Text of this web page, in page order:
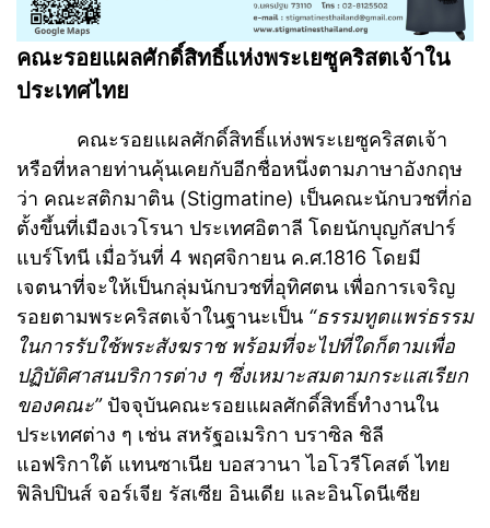
คณะรอยแผลศักดิ์สิทธิ์แห่งพระเยซูคริสตเจ้าใน
ประเทศไทย
คณะรอยแผลศักดิ์สิทธิ์แห่งพระเยซูคริสตเจ้า
หรือที่หลายท่านคุ้นเคยกับอีกชื่อหนึ่งตามภาษาอังกฤษ
ว่า คณะสติกมาติน (Stigmatine) เป็นคณะนักบวชที่ก่อ
ตั้งขึ้นที่เมืองเวโรนา ประเทศอิตาลี โดยนักบุญกัสปาร์
แบร์โทนี เมื่อวันที่ 4 พฤศจิกายน ค.ศ.1816 โดยมี
เจตนาที่จะให้เป็นกลุ่มนักบวชที่อุทิศตน เพื่อการเจริญ
รอยตามพระคริสตเจ้าในฐานะเป็น “ธรรมทูตแพร่ธรรม
ในการรับใช้พระสังฆราช พร้อมที่จะไปที่ใดก็ตามเพื่อ
ปฏิบัติศาสนบริการต่าง ๆ ซึ่งเหมาะสมตามกระแสเรียก
ของคณะ”ปัจจุบันคณะรอยแผลศักดิ์สิทธิ์ทำงานใน
ประเทศต่าง ๆ เช่น สหรัฐอเมริกา บราซิล ชิลี
แอฟริกาใต้ แทนซาเนีย บอสวานา ไอโวรีโคสต์ ไทย
ฟิลิปปินส์ จอร์เจีย รัสเซีย อินเดีย และอินโดนีเซีย